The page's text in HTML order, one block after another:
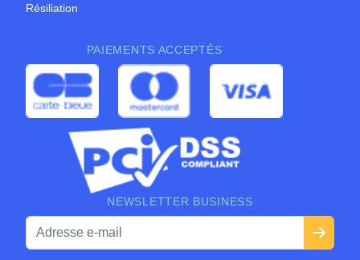
Résiliation
PAIEMENTS ACCEPTÉS
NEWSLETTER BUSINESS